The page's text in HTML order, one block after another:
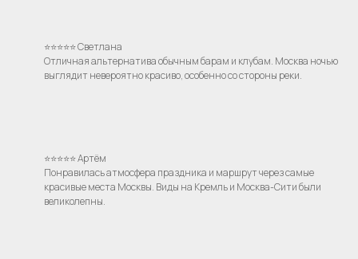
⭐⭐⭐⭐⭐ Светлана
Отличная альтернатива обычным барам и клубам. Москва ночью
выглядит невероятно красиво, особенно со стороны реки.
⭐⭐⭐⭐⭐ Артём
Понравилась атмосфера праздника и маршрут через самые
красивые места Москвы. Виды на Кремль и Москва-Сити были
великолепны.